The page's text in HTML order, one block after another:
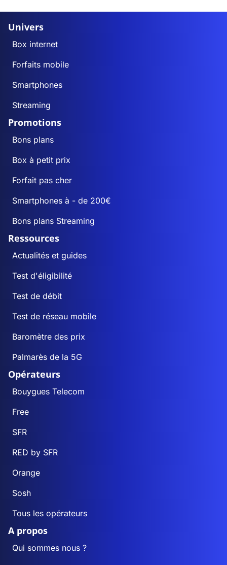
Univers
Box internet
Forfaits mobile
Smartphones
Streaming
Promotions
Bons plans
Box à petit prix
Forfait pas cher
Smartphones à - de 200€
Bons plans Streaming
Ressources
Actualités et guides
Test d'éligibilité
Test de débit
Test de réseau mobile
Baromètre des prix
Palmarès de la 5G
Opérateurs
Bouygues Telecom
Free
SFR
RED by SFR
Orange
Sosh
Tous les opérateurs
A propos
Qui sommes nous ?